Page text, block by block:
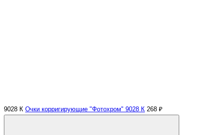
9028 К Очки корригирующие "Фотохром" 9028 К 268 ₽